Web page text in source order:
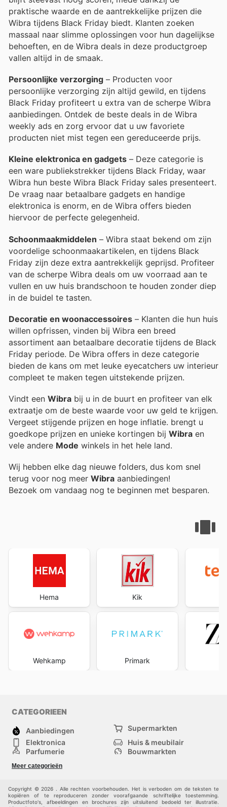
praktische waarde en de aantrekkelijke prijzen die
Wibra tijdens Black Friday biedt. Klanten zoeken
massaal naar slimme oplossingen voor hun dagelijkse
behoeften, en de Wibra deals in deze productgroep
vallen altijd in de smaak.
Persoonlijke verzorging – Producten voor
persoonlijke verzorging zijn altijd gewild, en tijdens
Black Friday profiteert u extra van de scherpe Wibra
aanbiedingen. Ontdek de beste deals in de Wibra
weekly ads en zorg ervoor dat u uw favoriete
producten niet mist tegen een gereduceerde prijs.
Kleine elektronica en gadgets – Deze categorie is
een ware publiekstrekker tijdens Black Friday, waar
Wibra hun beste Wibra Black Friday sales presenteert.
De vraag naar betaalbare gadgets en handige
elektronica is enorm, en de Wibra offers bieden
hiervoor de perfecte gelegenheid.
Schoonmaakmiddelen – Wibra staat bekend om zijn
voordelige schoonmaakartikelen, en tijdens Black
Friday zijn deze extra aantrekkelijk geprijsd. Profiteer
van de scherpe Wibra deals om uw voorraad aan te
vullen en uw huis brandschoon te houden zonder diep
in de buidel te tasten.
Decoratie en woonaccessoires – Klanten die hun huis
willen opfrissen, vinden bij Wibra een breed
assortiment aan betaalbare decoratie tijdens de Black
Friday periode. De Wibra offers in deze categorie
bieden de kans om met leuke eyecatchers uw interieur
compleet te maken tegen uitstekende prijzen.
Vindt een Wibra bij u in de buurt en profiteer van elk
extraatje om de beste waarde voor uw geld te krijgen.
Vergeet stijgende prijzen en hoge inflatie. brengt u
goedkope prijzen en unieke kortingen bij Wibra en
vele andere Mode winkels in het hele land.
Wij hebben elke dag nieuwe folders, dus kom snel
terug voor nog meer Wibra aanbiedingen!
Bezoek om vandaag nog te beginnen met besparen.
Hema
Wehkamp
Kik
Primark
CATEGORIEEN
Aanbiedingen
Supermarkten
Elektronica
Huis & meubilair
Parfumerie
Bouwmarkten
Kinderen
Meer categorieën
Copyright © 2026 . Alle rechten voorbehouden. Het is verboden om de teksten te
kopiëren of te reproduceren zonder voorafgaande schriftelijke toestemming.
Productfoto's, afbeeldingen en brochures zijn uitsluitend bedoeld ter illustratie.